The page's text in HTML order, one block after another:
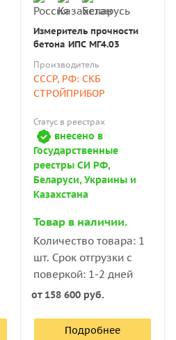
Измеритель прочности
бетона ИПС МГ4.03
Производитель
СССР, РФ: СКБ
СТРОЙПРИБОР
Статус в реестрах
внесено в
Государственные
реестры СИ РФ,
Беларуси, Украины и
Казахстана
Товар в наличии.
Количество товара: 1
шт. Срок отгрузки с
поверкой: 1-2 дней
от 158 600 руб.
Подробнее